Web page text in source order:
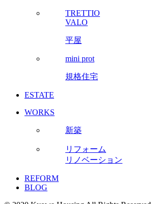
TRETTIO
VALO
平屋
mini prot
規格住宅
ESTATE
WORKS
新築
リフォーム
リノベーション
REFORM
BLOG